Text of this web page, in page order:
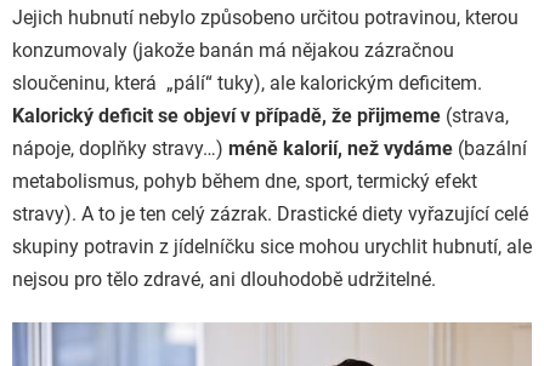
Jejich hubnutí nebylo způsobeno určitou potravinou, kterou
konzumovaly (jakože banán má nějakou zázračnou
sloučeninu, která „pálí“ tuky), ale kalorickým deficitem.
Kalorický deficit se objeví v případě, že přijmeme (strava,
nápoje, doplňky stravy…) méně kalorií, než vydáme (bazální
metabolismus, pohyb během dne, sport, termický efekt
stravy). A to je ten celý zázrak. Drastické diety vyřazující celé
skupiny potravin z jídelníčku sice mohou urychlit hubnutí, ale
nejsou pro tělo zdravé, ani dlouhodobě udržitelné.